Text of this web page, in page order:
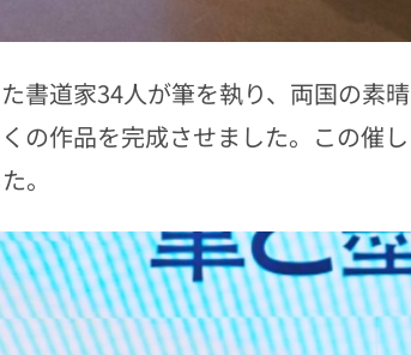
書道家34人が筆を執り、両国の素晴
の作品を完成させました。この催し
。